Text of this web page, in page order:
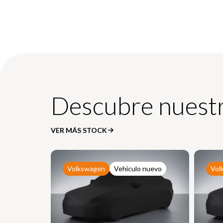
Descubre
VER MÁS STOCK
Volkswagen Vehículo nuevo